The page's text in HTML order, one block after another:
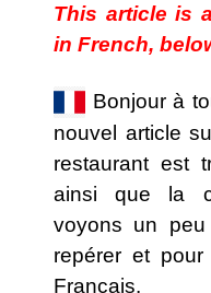
This article is
in French,
Bonjour à
nouvel article
restaurant est
ainsi que la
voyons un
repérer et
Français.